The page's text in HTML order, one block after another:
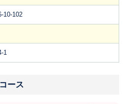
10-102
1
ース